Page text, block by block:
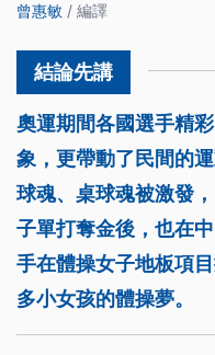
曾惠敏 / 編譯
奧運期間各國選手精
象，更帶動了民間的
球魂、桌球魂被激發
子單打奪金後，也在
手在體操女子地板項
多小女孩的體操夢。